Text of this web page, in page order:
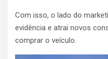
Com isso, o lado do
evidência e atrai novos
comprar o veículo.